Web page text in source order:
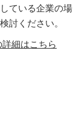
ている企業の場
討ください。
細はこちら